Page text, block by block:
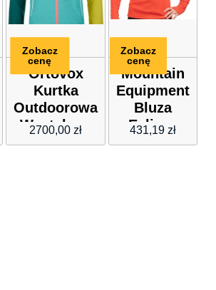
Ortovox
Kurtka
Outdoorowa
Westalpen
3L Jacket W
2700,00 zł
Zobacz
cenę
Mountain
Equipment
Bluza
Eclipse
Hooded
431,19 zł
Zobacz
cenę